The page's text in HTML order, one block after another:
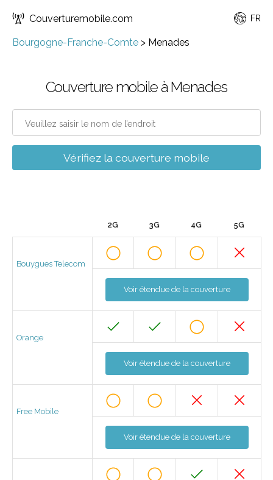
Couverturemobile.com FR
Bourgogne-Franche-Comte > Menades
Couverture mobile à Menades
Vérifiez la couverture mobile
2G 3G 4G 5G
Bouygues Telecom
Voir étendue de la couverture
Orange
Voir étendue de la couverture
Free Mobile
Voir étendue de la couverture